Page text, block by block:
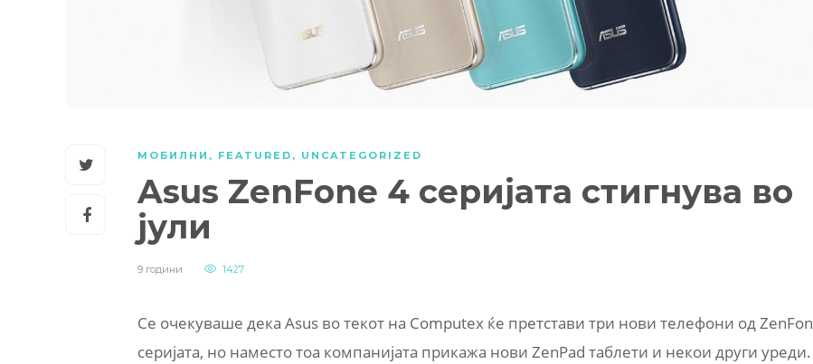
МОБИЛНИ , FEATURED , UNCATEGORIZED
Asus ZenFone 4 серијата стигнува во
јули
9 години 1427
Се очекуваше дека Asus во текот на Computex ќе претстави три нови телефони од ZenFon
серијата, но наместо тоа компанијата прикажа нови ZenPad таблети и некои други уреди.